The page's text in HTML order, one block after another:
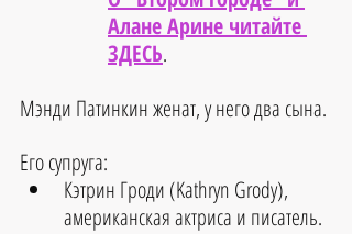
Алане Арине читайте
ЗДЕСЬ.
Мэнди Патинкин женат, у него два сына.
Его супруга:
Кэтрин Гроди (Kathryn Grody),
американская актриса и писатель.